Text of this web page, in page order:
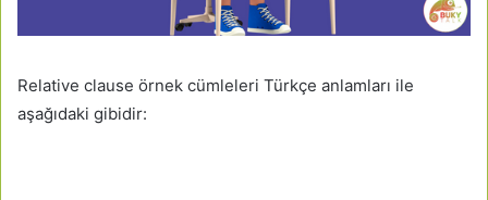
Relative clause örnek cümleleri Türkçe anlamları ile
aşağıdaki gibidir: